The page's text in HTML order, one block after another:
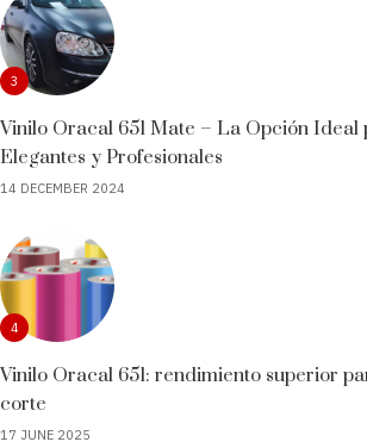
3
Vinilo Oracal 651 Mate – La Opción Ideal
Elegantes y Profesionales
14 DECEMBER 2024
4
Vinilo Oracal 651: rendimiento superior
corte
17 JUNE 2025